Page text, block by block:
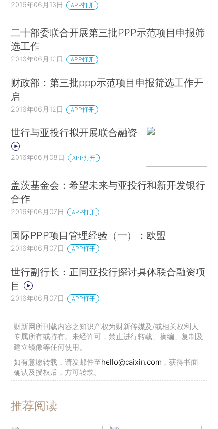
2016年06月13日 APP打开
二十部委联合开展第三批PPP示范项目申报筛
选工作
2016年06月12日 APP打开
财政部：第三批ppp示范项目申报筛选工作开
启
2016年06月12日 APP打开
世行与亚投行拟开展联合融资
2016年06月08日 APP打开
盖茨基金会：希望未来与亚投行和新开发银行
合作
2016年06月07日 APP打开
国际PPP项目管理经验（一）：欧盟
2016年06月07日 APP打开
世行副行长：正同亚投行探讨具体联合融资项
目
2016年06月07日 APP打开
财新网所刊载内容之知识产权为财新传媒及/或相关权利人
专属所有或持有。未经许可，禁止进行转载、摘编、复制及
建立镜像等任何使用。
如有意愿转载，请发邮件至hello@caixin.com ，获得书面
确认及授权后，方可转载。
推荐阅读